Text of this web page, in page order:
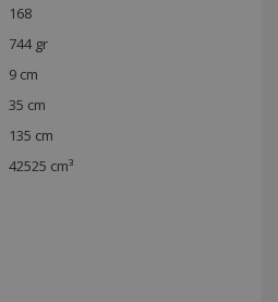
168
744 gr
9 cm
35 cm
135 cm
42525 cm³